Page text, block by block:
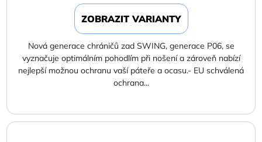
ZOBRAZIT VARIANTY
Nová generace chráničů zad SWING, generace P06, se
vyznačuje optimálním pohodlím při nošení a zároveň nabízí
nejlepší možnou ochranu vaší páteře a ocasu.- EU schválená
ochrana...